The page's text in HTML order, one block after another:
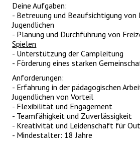
Deine Aufgaben:
- Betreuung und Beaufsichtigung von
Jugendlichen
- Planung und Durchführung von
Spielen
- Unterstützung der Campleitung
- Förderung eines starken
Anforderungen:
- Erfahrung in der pädagogischen
Jugendlichen von Vorteil
- Flexibilität und Engagement
- Teamfähigkeit und Zuverlässigkeit
- Kreativität und Leidenschaft für
- Mindestalter: 18 Jahre